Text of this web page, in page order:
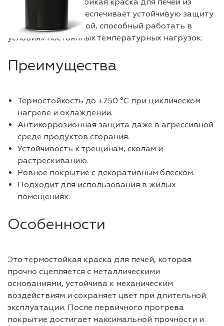
требуется термостойкая краска для печей из
металла, CERTA обеспечивает устойчивую защиту
и декоративный слой, способный работать в
условиях постоянных температурных нагрузок.
Преимущества
Термостойкость до +750 °C при циклическом
нагреве и охлаждении.
Антикоррозионная защита даже в агрессивной
среде продуктов сгорания.
Устойчивость к трещинам, сколам и
растрескиванию.
Ровное покрытие с декоративным блеском.
Подходит для использования в жилых
помещениях.
Особенности
Это термостойкая краска для печей, которая
прочно сцепляется с металлическими
основаниями, устойчива к механическим
воздействиям и сохраняет цвет при длительной
эксплуатации. После первичного прогрева
покрытие достигает максимальной прочности и